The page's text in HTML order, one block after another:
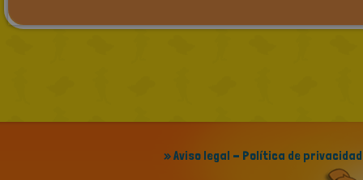
» Aviso legal - Política de privacidad